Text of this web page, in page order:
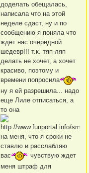
доделать обещалась,
написала что на этой
неделе сдаст, ну и по
сообщению я поняла что
ждет нас очередной
шедевр!!! т.к. тяп-ляп
делать не хочет, а хочет
красиво, поэтому и
времени попросила
ну я ей разрешила... надо
еще Лиле отписаться, а
то она
на меня, что я сроки не
ставлю и расслабляю
вас
чувствую ждет
меня штраф для